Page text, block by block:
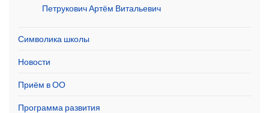
Петрукович Артём Витальевич
Символика школы
Новости
Приём в ОО
Программа развития